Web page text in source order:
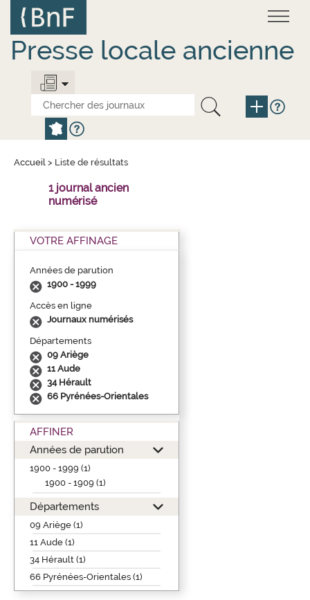
contenu
principal
Presse locale ancienne
Accueil > Liste de résultats
1 journal ancien
numérisé
VOTRE AFFINAGE
Années de parution
1900 - 1999
Accès en ligne
Journaux numérisés
Départements
09 Ariège
11 Aude
34 Hérault
66 Pyrénées-Orientales
AFFINER
Années de parution
1900 - 1999 (1)
1900 - 1909 (1)
Départements
09 Ariège (1)
11 Aude (1)
34 Hérault (1)
66 Pyrénées-Orientales (1)
Panneau de gestion des cookies